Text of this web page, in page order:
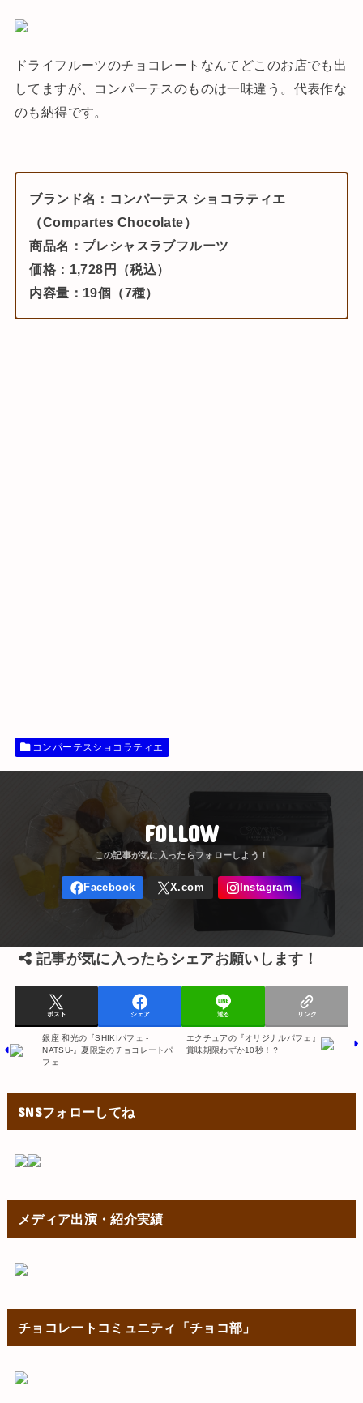
ドライフルーツのチョコレートなんてどこのお店でも出
してますが、コンパーテスのものは一味違う。代表作な
のも納得です。
ブランド名：コンパーテス ショコラティエ
（Compartes Chocolate）
商品名：プレシャスラブフルーツ
価格：1,728円（税込）
内容量：19個（7種）
コンパーテスショコラティエ
FOLLOW
記事が気に入ったらシェアお願いします！
ポスト シェア 送る リンク
銀座 和光の『SHIKIパフェ -
NATSU-』夏限定のチョコレートパ
フェ
エクチュアの『オリジナルパフェ』
賞味期限わずか10秒！？
SNSフォローしてね
メディア出演・紹介実績
チョコレートコミュニティ「チョコ部」